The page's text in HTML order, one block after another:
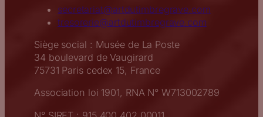
secretariat@artdutimbregrave.com
tresorerie@artdutimbregrave.com
Siège social : Musée de La Poste
34 boulevard de Vaugirard
75731 Paris cedex 15, France
Association loi 1901, RNA N° W713002789